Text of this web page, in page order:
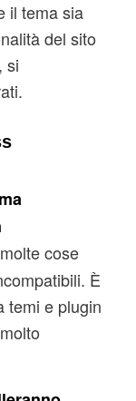
il tema sia
del sito
si
cose
È
temi e plugin